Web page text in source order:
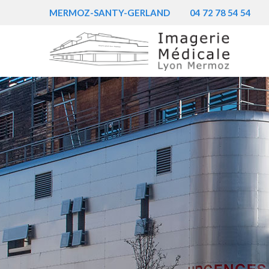
MERMOZ-SANTY-GERLAND 04 72 78 54 54